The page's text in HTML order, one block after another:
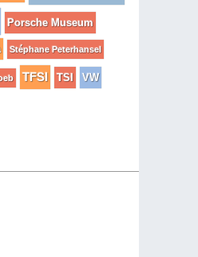
Porsche Museum
Stéphane Peterhansel
TFSI TSI VW